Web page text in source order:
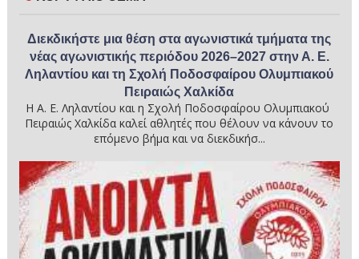
Διεκδικήστε μια θέση στα αγωνιστικά τμήματα της
νέας αγωνιστικής περιόδου 2026–2027 στην Α. Ε.
Ληλαντίου και τη Σχολή Ποδοσφαίρου Ολυμπιακού
Πειραιώς Χαλκίδα
Η Α. Ε. Ληλαντίου και η Σχολή Ποδοσφαίρου Ολυμπιακού
Πειραιώς Χαλκίδα καλεί αθλητές που θέλουν να κάνουν το
επόμενο βήμα και να διεκδικήσ...